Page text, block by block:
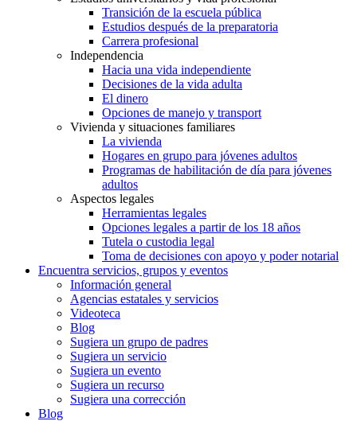
Transición de la escuela pública
Estudios después de la preparatoria
Carrera profesional
Independencia
Hacia una vida independiente
Decisiones de la vida adulta
El dinero
Opciones de manejo y transport
Vivienda y situaciones familiares
La vivienda
Hogares en grupo para jóvenes adultos
Programas de habilitación de día para jóvenes
adultos
Aspectos legales
Herramientas legales
Opciones legales a partir de los 18 años
Tutela o custodia legal
Toma de decisiones con apoyo y poder notarial
Encuentra servicios, grupos y eventos
Información general
Agencias estatales y servicios
Videoteca
Blog
Sugiera un grupo de padres
Sugiera un servicio
Sugiera un evento
Sugiera un recurso
Sugiera una corrección
Blog